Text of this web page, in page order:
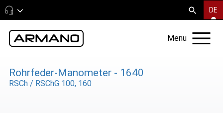
DE
Menu
Rohrfeder-Manometer - 1640
RSCh / RSChG 100, 160